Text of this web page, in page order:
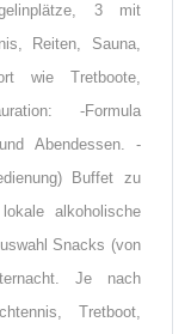
3 mit
Reiten, Sauna,
wie Tretboote,
-Formula
Abendessen. -
Buffet zu
alkoholische
Snacks (von
Je nach
Tretboot,